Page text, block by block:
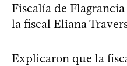
Fiscalía de Flagrancia
la fiscal Eliana
Explicaron que la